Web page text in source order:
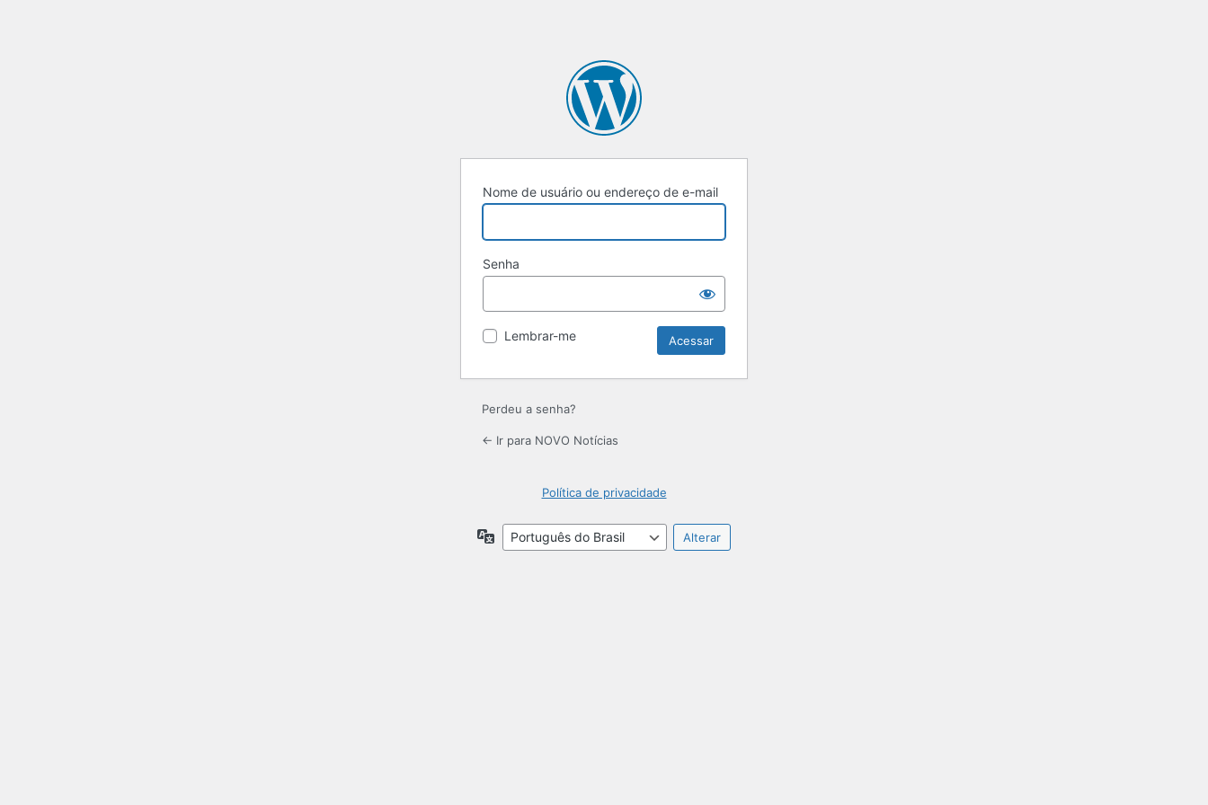
Nome de usuário ou endereço de e-mail
Senha
Lembrar-me
Perdeu a senha?
← Ir para NOVO Notícias
Política de privacidade
Idioma